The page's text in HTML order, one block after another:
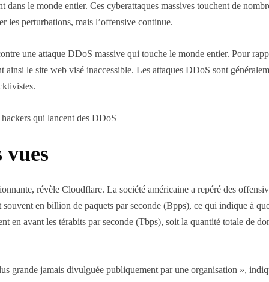
le monde entier. Ces cyberattaques massives touchent de
les perturbations, mais l’offensive continue.
une attaque DDoS massive qui touche le monde entier. Pour
le site web visé inaccessible. Les attaques DDoS sont
qui lancent des DDoS
vues
révèle Cloudflare. La société américaine a repéré des
en billion de paquets par seconde (Bpps), ce qui indique à
en avant les térabits par seconde (Tbps), soit la quantité totale de
grande jamais divulguée publiquement par une organisation »,